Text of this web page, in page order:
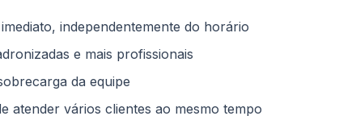
independentemente do horário
e mais profissionais
da equipe
atender vários clientes ao mesmo tempo